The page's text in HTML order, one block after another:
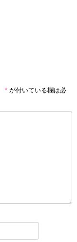
* が付いている欄は必